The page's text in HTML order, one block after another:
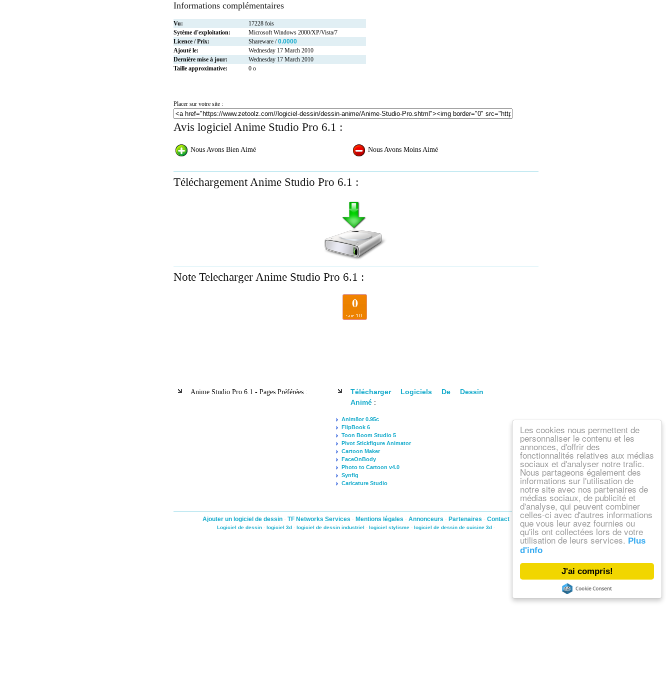
J'ai compris!
Les cookies nous permettent de
personnaliser le contenu et les
annonces, d'offrir des
fonctionnalités relatives aux médias
sociaux et d'analyser notre trafic.
Nous partageons également des
informations sur l'utilisation de
notre site avec nos partenaires de
médias sociaux, de publicité et
d'analyse, qui peuvent combiner
celles-ci avec d'autres informations
que vous leur avez fournies ou
qu'ils ont collectées lors de votre
utilisation de leurs services. Plus
d'info
Informations complémentaires
Vu:
17228 fois
Sytème d'exploitation:
Microsoft Windows 2000/XP/Vista/7
Licence / Prix:
Shareware /0.0000
Ajouté le:
Wednesday 17 March 2010
Dernière mise à jour:
Wednesday 17 March 2010
Taille approximative:
0 o
Placer sur votre site :
Avis logiciel Anime Studio Pro 6.1 :
Nous Avons Bien Aimé Nous Avons Moins Aimé
Téléchargement Anime Studio Pro 6.1 :
Note Telecharger Anime Studio Pro 6.1 :
0
Anime Studio Pro 6.1 - Pages Préférées :
Télécharger Logiciels De Dessin
Animé :
Anim8or 0.95c
FlipBook 6
Toon Boom Studio 5
Pivot Stickfigure Animator
Cartoon Maker
FaceOnBody
Photo to Cartoon v4.0
Synfig
Caricature Studio
Ajouter un logiciel de dessin - TF Networks Services - Mentions légales - Annonceurs - Partenaires - Contact
Logiciel de dessin- logiciel 3d- logiciel de dessin industriel - logiciel stylisme- logiciel de dessin de cuisine 3d-